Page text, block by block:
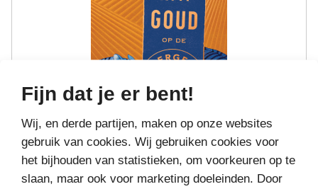
Fijn dat je er bent!
Wij, en derde partijen, maken op onze websites
gebruik van cookies. Wij gebruiken cookies voor
het bijhouden van statistieken, om voorkeuren op te
slaan, maar ook voor marketing doeleinden. Door
AL WAT GOUD OP DE BERGEN IS